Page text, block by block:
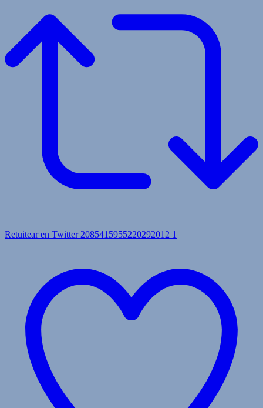
Retuitear en Twitter 2085415955220292012 1